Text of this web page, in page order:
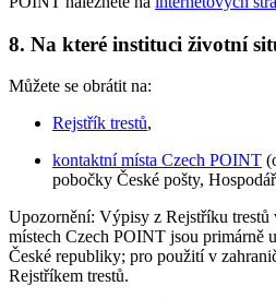
8. Na které instituci životní
Můžete se obrátit na:
Rejstřík trestů,
kontaktní místa Czech POINT
pobočky České pošty,
Upozornění: Výpisy z Rejstříku trestů
místech Czech POINT jsou primárně
České republiky; pro použití v
Rejstříkem trestů.